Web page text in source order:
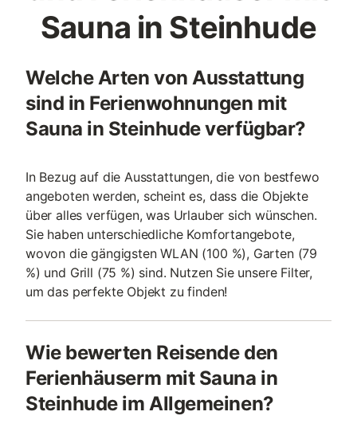
Sauna in Steinhude
Welche Arten von Ausstattung
sind in Ferienwohnungen mit
Sauna in Steinhude verfügbar?
In Bezug auf die Ausstattungen, die von bestfewo
angeboten werden, scheint es, dass die Objekte
über alles verfügen, was Urlauber sich wünschen.
Sie haben unterschiedliche Komfortangebote,
wovon die gängigsten WLAN (100 %), Garten (79
%) und Grill (75 %) sind. Nutzen Sie unsere Filter,
um das perfekte Objekt zu finden!
Wie bewerten Reisende den
Ferienhäuserm mit Sauna in
Steinhude im Allgemeinen?